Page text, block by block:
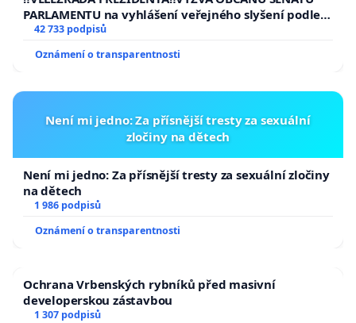
PARLAMENTU na vyhlášení veřejného slyšení podle §
144 jednacího řádu Senátu k návrhu na přijetí
usnesení k podání ústavní žaloby na prezidenta
republiky
42 733 podpisů
Oznámení o transparentnosti
Není mi jedno: Za přísnější tresty za sexuální
zločiny na dětech
Není mi jedno: Za přísnější tresty za sexuální zločiny
na dětech
1 986 podpisů
Oznámení o transparentnosti
Ochrana Vrbenských rybníků před masivní
developerskou zástavbou
1 307 podpisů